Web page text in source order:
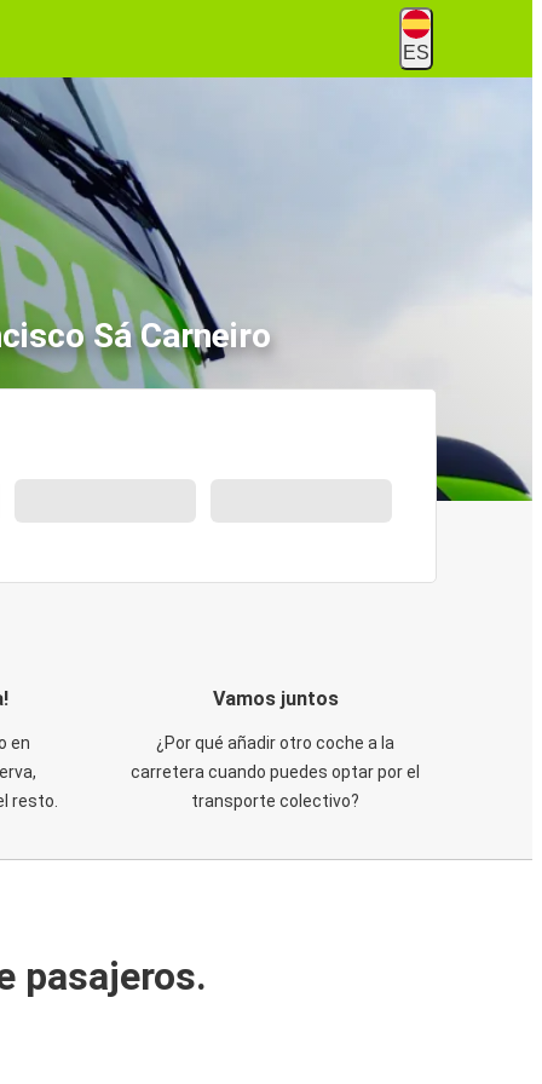
ES
Sá Carneiro
en
resto.
Vamos juntos
¿Por qué añadir otro coche a la
carretera cuando puedes optar por el
transporte colectivo?
pasajeros.